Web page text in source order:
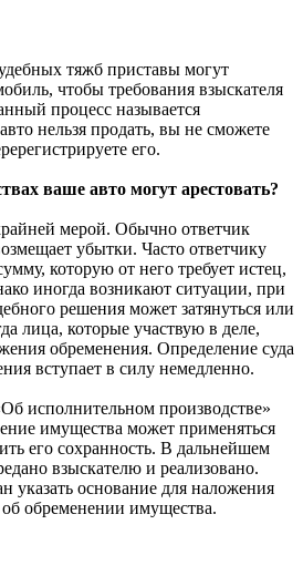
тяжб приставы могут
чтобы требования взыскателя
процесс называется
нельзя продать, вы не сможете
его.
ваше авто могут арестовать?
мерой. Обычно ответчик
убытки. Часто ответчику
которую от него требует истец,
иногда возникают ситуации, при
решения может затянуться или
лица, которые участвую в деле,
обременения. Определение суда
вступает в силу немедленно.
исполнительном производстве»
имущества может применяться
его сохранность. В дальнейшем
взыскателю и реализовано.
указать основание для наложения
обременении имущества.